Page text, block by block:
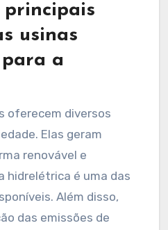
principais
usinas
a
oferecem diversos
Elas geram
renovável e
hidrelétrica é uma das
Além disso,
das emissões de